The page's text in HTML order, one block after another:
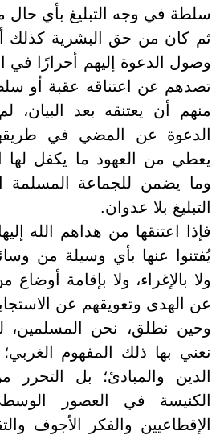
سلطة في وجه التبليغ بأي حال
ثم كان من حق البشرية كذلك
وصول الدعوة إليهم أحرارًا في
تصدهم عن اعتناقه عقبة أو
منهم أن يعتنقه بعد
الدعوة عن المضي في
يعطي من العهود ما يكفل لها
وما يضمن للجماعة
التبليغ بلا عدوان.
فإذا اعتنقها من هداهم الله
يُفتنوا عنها بأي وسيلة من
ولا بالإغراء، ولا بإقامة
عن الهدى وتعويقهم عن
وحين نطلق، نحن المسلمين،
نعني بها ذلك المفهوم
الدين والمبادئ؛ بل
الكنيسة في العصور
الإقطاعيين والفكر الأجوف